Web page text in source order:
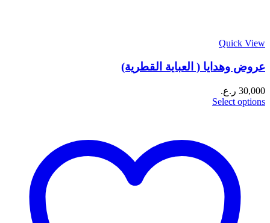
Quick View
عروض وهدايا ( العباية القطرية)
30,000 ر.ع.
Select options